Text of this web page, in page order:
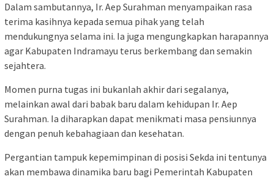
Dalam sambutannya, Ir. Aep Surahman menyampaikan rasa
terima kasihnya kepada semua pihak yang telah
mendukungnya selama ini. Ia juga mengungkapkan harapannya
agar Kabupaten Indramayu terus berkembang dan semakin
sejahtera.
Momen purna tugas ini bukanlah akhir dari segalanya,
melainkan awal dari babak baru dalam kehidupan Ir. Aep
Surahman. Ia diharapkan dapat menikmati masa pensiunnya
dengan penuh kebahagiaan dan kesehatan.
Pergantian tampuk kepemimpinan di posisi Sekda ini tentunya
akan membawa dinamika baru bagi Pemerintah Kabupaten